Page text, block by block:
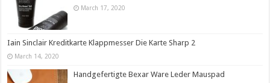
March 17, 2020
Iain Sinclair Kreditkarte Klappmesser Die Karte Sharp 2
March 14, 2020
Handgefertigte Bexar Ware Leder Mauspad